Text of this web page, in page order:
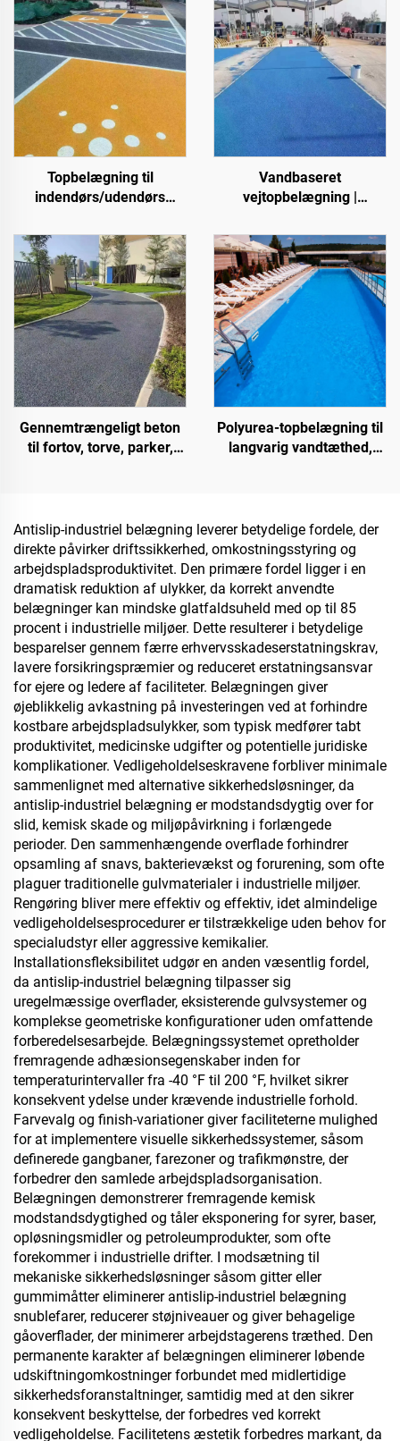
Topbelægning til
indendørs/udendørs
sammen med grundlaget
ST400), asfaltveje,
asfaltvandtætning,
silikone-PU-renovering,
PMA, EPDM,
vand-/oliebaserede epoxy-
underlag, marmor,
belægningsfliser,
gennemtrængelige
betonoverflader,
køretøjsanvendelser mv.
Vandbaseret
vejtopbelægning |
topbelægning til flere
underlagsarter til
indendørs og udendørs
belægninger
Gennemtrængeligt beton
til fortov, torve, parker,
opbygning af svampebyer
Polyurea-topbelægning til
langvarig vandtæthed,
Antislip-industriel belægning leverer betydelige fordele, der
direkte påvirker driftssikkerhed, omkostningsstyring og
arbejdspladsproduktivitet. Den primære fordel ligger i en
dramatisk reduktion af ulykker, da korrekt anvendte
belægninger kan mindske glatfaldsuheld med op til 85
procent i industrielle miljøer. Dette resulterer i betydelige
besparelser gennem færre erhvervsskadeserstatningskrav,
lavere forsikringspræmier og reduceret erstatningsansvar
for ejere og ledere af faciliteter. Belægningen giver
øjeblikkelig avkastning på investeringen ved at forhindre
kostbare arbejdspladsulykker, som typisk medfører tabt
produktivitet, medicinske udgifter og potentielle juridiske
komplikationer. Vedligeholdelseskravene forbliver minimale
sammenlignet med alternative sikkerhedsløsninger, da
antislip-industriel belægning er modstandsdygtig over for
slid, kemisk skade og miljøpåvirkning i forlængede
perioder. Den sammenhængende overflade forhindrer
opsamling af snavs, bakterievækst og forurening, som ofte
plaguer traditionelle gulvmaterialer i industrielle miljøer.
Rengøring bliver mere effektiv og effektiv, idet almindelige
vedligeholdelsesprocedurer er tilstrækkelige uden behov for
specialudstyr eller aggressive kemikalier.
Installationsfleksibilitet udgør en anden væsentlig fordel,
da antislip-industriel belægning tilpasser sig
uregelmæssige overflader, eksisterende gulvsystemer og
komplekse geometriske konfigurationer uden omfattende
forberedelsesarbejde. Belægningssystemet opretholder
fremragende adhæsionsegenskaber inden for
temperaturintervaller fra -40 °F til 200 °F, hvilket sikrer
konsekvent ydelse under krævende industrielle forhold.
Farvevalg og finish-variationer giver faciliteterne mulighed
for at implementere visuelle sikkerhedssystemer, såsom
definerede gangbaner, farezoner og trafikmønstre, der
forbedrer den samlede arbejdspladsorganisation.
Belægningen demonstrerer fremragende kemisk
modstandsdygtighed og tåler eksponering for syrer, baser,
opløsningsmidler og petroleumprodukter, som ofte
forekommer i industrielle drifter. I modsætning til
mekaniske sikkerhedsløsninger såsom gitter eller
gummimåtter eliminerer antislip-industriel belægning
snublefarer, reducerer støjniveauer og giver behagelige
gåoverflader, der minimerer arbejdstagerens træthed. Den
permanente karakter af belægningen eliminerer løbende
udskiftningomkostninger forbundet med midlertidige
sikkerhedsforanstaltninger, samtidig med at den sikrer
konsekvent beskyttelse, der forbedres ved korrekt
vedligeholdelse. Facilitetens æstetik forbedres markant, da